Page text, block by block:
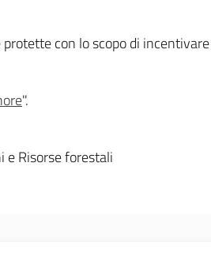
con lo scopo di
".
e Risorse forestali